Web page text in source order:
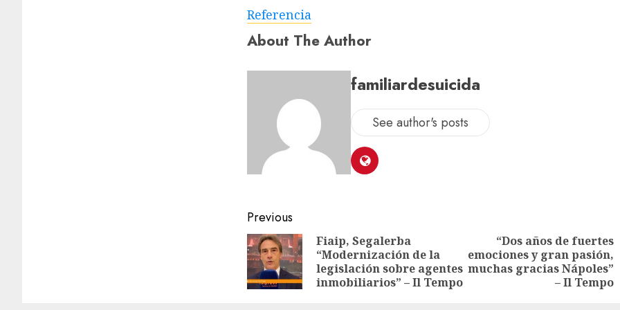
Referencia
About The Author
familiardesuicida
See author's posts
Previous
Fiaip, Segalerba
“Modernización de la
legislación sobre agentes
inmobiliarios” – Il Tempo
“Dos años de fuertes
emociones y gran pasión,
muchas gracias Nápoles”
– Il Tempo